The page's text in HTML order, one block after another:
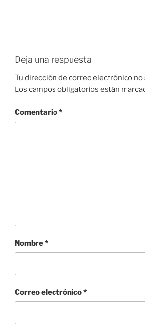
Deja una respuesta
Tu dirección de correo electrónico no
Los campos obligatorios están
Comentario*
Nombre*
Correo electrónico*